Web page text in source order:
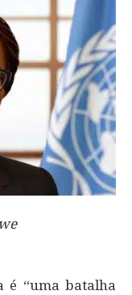
é “uma batalha